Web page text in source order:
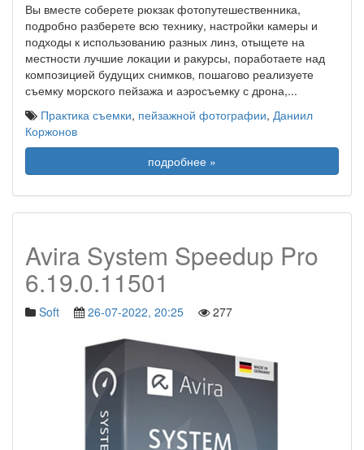
Вы вместе соберете рюкзак фотопутешественника,
подробно разберете всю технику, настройки камеры и
подходы к использованию разных линз, отыщете на
местности лучшие локации и ракурсы, поработаете над
композицией будущих снимков, пошагово реализуете
съемку морского пейзажа и аэросъемку с дрона,...
Практика съемки, пейзажной фотографии, Даниил
Коржонов
подробнее »
Avira System Speedup Pro
6.19.0.11501
Soft 26-07-2022, 20:25 277